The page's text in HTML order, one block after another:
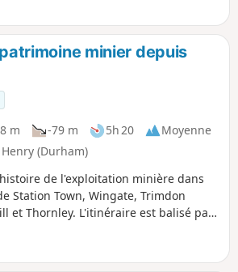
des Trimdons, Trimdon Station
Trimdon Village et se termine à
chemin traverse maintenant des bois et
mais tu pourras peut-être
de l'activité minière dans la région
minier depuis
m -79 m 5h 20
Moyenne
(Durham)
de l'exploitation minière dans
Station Town, Wingate, Trimdon
et Thornley. L'itinéraire est balisé par